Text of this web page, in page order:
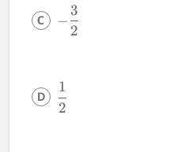
−
2
3
2
1